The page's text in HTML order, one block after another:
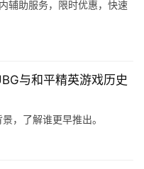
辅助服务，限时优惠，快速
与和平精英游戏历史
，了解谁更早推出。